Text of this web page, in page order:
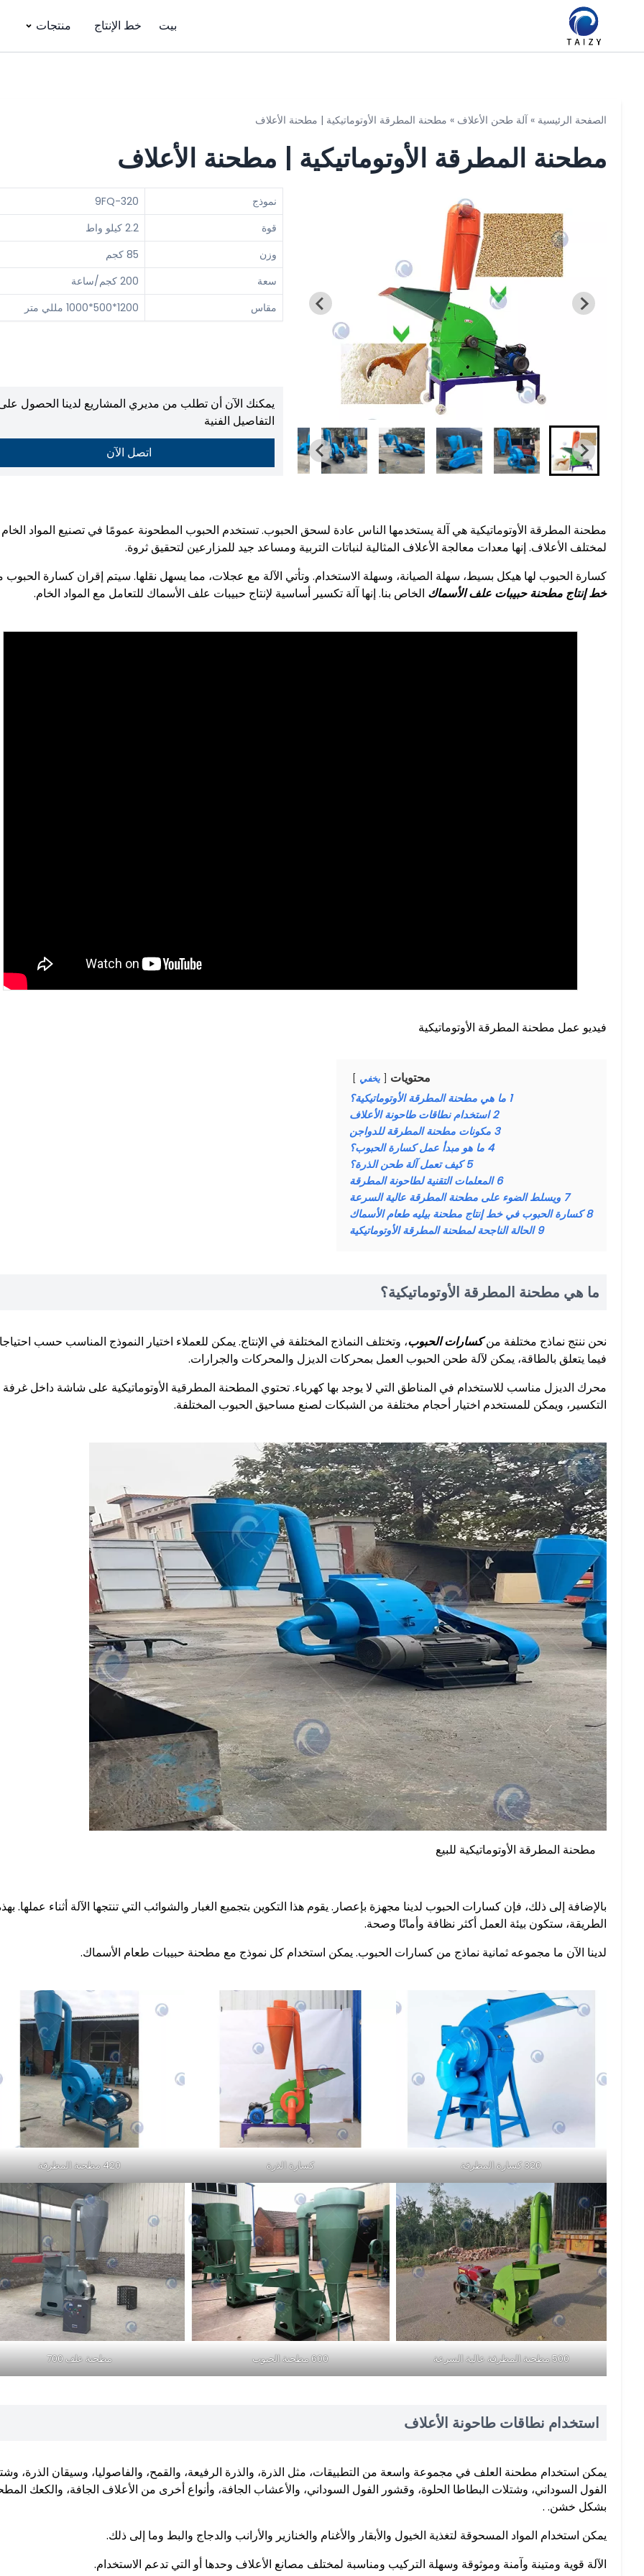
بيت خط الإنتاج منتجات
الصفحة الرئيسية » آلة طحن الأعلاف » مطحنة المطرقة الأوتوماتيكية | مطحنة الأعلاف
مطحنة المطرقة الأوتوماتيكية | مطحنة الأعلاف
نموذج
9FQ-320
قوة
2.2 كيلو واط
وزن
85 كجم
سعة
200 كجم/ساعة
مقاس
1200*500*1000 مللي متر
يمكنك الآن أن تطلب من مديري المشاريع لدينا الحصول
التفاصيل الفنية
اتصل الآن
مطحنة المطرقة الأوتوماتيكية هي آلة يستخدمها الناس عادة لسحق الحبوب. تستخدم الحبوب المطحونة عمومًا في تصنيع المواد الخام
لمختلف الأعلاف. إنها معدات معالجة الأعلاف المثالية لنباتات التربية ومساعد جيد للمزارعين لتحقيق ثروة.
كسارة الحبوب لها هيكل بسيط، سهلة الصيانة، وسهلة الاستخدام. وتأتي الآلة مع عجلات، مما يسهل نقلها. سيتم إقران كسارة الحبوب
خط إنتاج مطحنة حبيبات علف الأسماك الخاص بنا. إنها آلة تكسير أساسية لإنتاج حبيبات علف الأسماك للتعامل مع المواد الخام.
فيديو عمل مطحنة المطرقة الأوتوماتيكية
محتويات يخفي
1 ما هي مطحنة المطرقة الأوتوماتيكية؟
2 استخدام نطاقات طاحونة الأعلاف
3 مكونات مطحنة المطرقة للدواجن
4 ما هو مبدأ عمل كسارة الحبوب؟
5 كيف تعمل آلة طحن الذرة؟
6 المعلمات التقنية لطاحونة المطرقة
7 ويسلط الضوء على مطحنة المطرقة عالية السرعة
8 كسارة الحبوب في خط إنتاج مطحنة بيليه طعام الأسماك
9 الحالة الناجحة لمطحنة المطرقة الأوتوماتيكية
ما هي مطحنة المطرقة الأوتوماتيكية؟
نحن ننتج نماذج مختلفة منكسارات الحبوب، وتختلف النماذج المختلفة في الإنتاج. يمكن للعملاء اختيار النموذج المناسب حسب
فيما يتعلق بالطاقة، يمكن لآلة طحن الحبوب العمل بمحركات الديزل والمحركات والجرارات.
محرك الديزل مناسب للاستخدام في المناطق التي لا يوجد بها كهرباء. تحتوي المطحنة المطرقية الأوتوماتيكية على شاشة داخل غرفة
التكسير، ويمكن للمستخدم اختيار أحجام مختلفة من الشبكات لصنع مساحيق الحبوب المختلفة.
مطحنة المطرقة الأوتوماتيكية للبيع
بالإضافة إلى ذلك، فإن كسارات الحبوب لدينا مجهزة بإعصار. يقوم هذا التكوين بتجميع الغبار والشوائب التي تنتجها الآلة أثناء عملها.
الطريقة، ستكون بيئة العمل أكثر نظافة وأمانًا وصحة.
لدينا الآن ما مجموعه ثمانية نماذج من كسارات الحبوب. يمكن استخدام كل نموذج مع مطحنة حبيبات طعام الأسماك.
320 كسارة المطرقة كسارة الذرة 420 مطحنة المطرقة
500 مطحنة المطرقة عالية السرعة 600 مطحنة الحبوب مطحنة علف 700
استخدام نطاقات طاحونة الأعلاف
يمكن استخدام مطحنة العلف في مجموعة واسعة من التطبيقات، مثل الذرة، والذرة الرفيعة، والقمح، والفاصوليا، وسيقان الذرة،
الفول السوداني، وشتلات البطاطا الحلوة، وقشور الفول السوداني، والأعشاب الجافة، وأنواع أخرى من الأعلاف الجافة، والكعك
بشكل خشن. .
يمكن استخدام المواد المسحوقة لتغذية الخيول والأبقار والأغنام والخنازير والأرانب والدجاج والبط وما إلى ذلك.
الآلة قوية ومتينة وآمنة وموثوقة وسهلة التركيب ومناسبة لمختلف مصانع الأعلاف وحدها أو التي تدعم الاستخدام.